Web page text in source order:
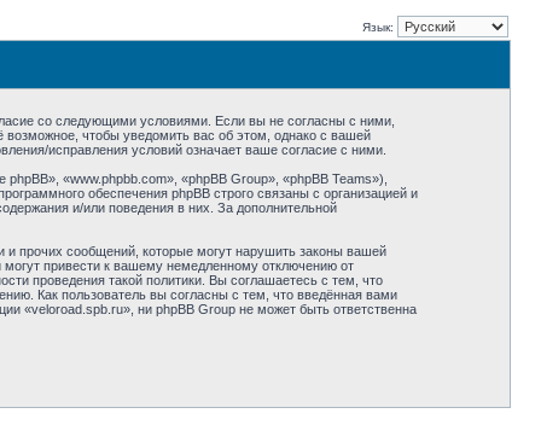
Язык:
со следующими условиями. Если вы не согласны с ними,
чтобы уведомить вас об этом, однако с вашей
исправления условий означает ваше согласие с ними.
«www.phpbb.com», «phpBB Group», «phpBB Teams»),
обеспечения phpBB строго связаны с организацией и
и/или поведения в них. За дополнительной
прочих сообщений, которые могут нарушить законы вашей
привести к вашему немедленному отключению от
проведения такой политики. Вы соглашаетесь с тем, что
Как пользователь вы согласны с тем, что введённая вами
«veloroad.spb.ru», ни phpBB Group не может быть ответственна